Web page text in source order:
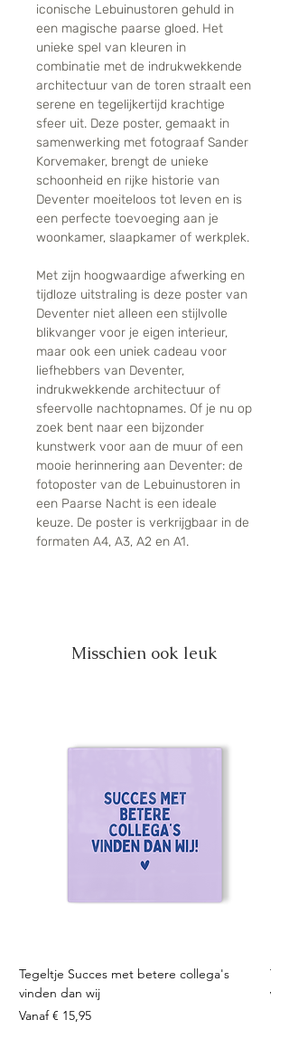
iconische Lebuinustoren gehuld in
een magische paarse gloed. Het
unieke spel van kleuren in
combinatie met de indrukwekkende
architectuur van de toren straalt een
serene en tegelijkertijd krachtige
sfeer uit. Deze poster, gemaakt in
samenwerking met fotograaf Sander
Korvemaker, brengt de unieke
schoonheid en rijke historie van
Deventer moeiteloos tot leven en is
een perfecte toevoeging aan je
woonkamer, slaapkamer of werkplek.
Met zijn hoogwaardige afwerking en
tijdloze uitstraling is deze poster van
Deventer niet alleen een stijlvolle
blikvanger voor je eigen interieur,
maar ook een uniek cadeau voor
liefhebbers van Deventer,
indrukwekkende architectuur of
sfeervolle nachtopnames. Of je nu op
zoek bent naar een bijzonder
kunstwerk voor aan de muur of een
mooie herinnering aan Deventer: de
fotoposter van de Lebuinustoren in
een Paarse Nacht is een ideale
keuze. De poster is verkrijgbaar in de
formaten A4, A3, A2 en A1.
Misschien ook leuk
Tegeltje Succes met betere collega's
vinden dan wij
Vanaf€ 15,95
Verkoopprijs